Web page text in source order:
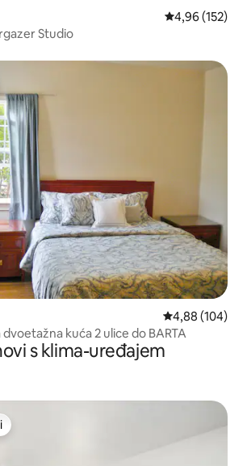
Prosječna
4,96 (152)
Studio
Prosječna
4,88 (104)
kuća 2 ulice do BARTA
s klima-uređajem
s oznakom „Odabrali gosti”